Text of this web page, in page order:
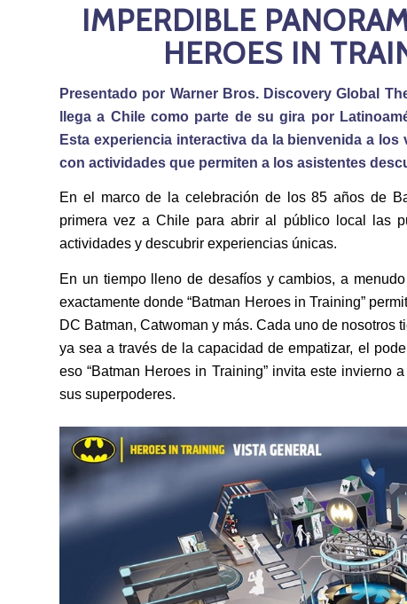
IMPERDIBLE
HEROES IN
Presentado por Warner Bros. Discovery Global
llega a Chile como parte de su gira por
Esta experiencia interactiva da la bienvenida a
con actividades que permiten a los asistentes
En el marco de la celebración de los 85 años de
primera vez a Chile para abrir al público local las
actividades y descubrir experiencias únicas.
En un tiempo lleno de desafíos y cambios, a
exactamente donde “Batman Heroes in Training”
DC Batman, Catwoman y más. Cada uno de nosotros
ya sea a través de la capacidad de empatizar, el
eso “Batman Heroes in Training” invita este
sus superpoderes.